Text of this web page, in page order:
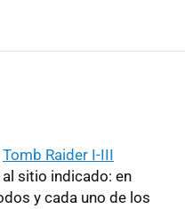
Tomb Raider I-III
sitio indicado: en
y cada uno de los